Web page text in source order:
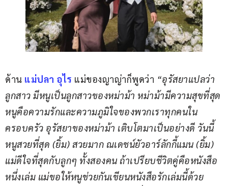
ด้าน แม่ปลา อุไร แม่ของญาญ่าก็พูดว่า “อุรัสยาแปลว่า
ลูกสาว มีหนูเป็นลูกสาวของหม่าม้า หม่าม้ามีความสุขที่สุด
หนูคือความรักและความภูมิใจของพวกเราทุกคนใน
ครอบครัว อุรัสยาของหม่าม้า เติบโตมาเป็นอย่างดี วันนี้
หนูสวยที่สุด (ยิ้ม) สวยมาก ณเดชน์ยัวอาร์ลักกี้แมน (ยิ้ม)
แม่ดีใจที่สุดกับลูกๆ ทั้งสองคน ถ้าเปรียบชีวิตคู่คือหนังสือ
หนึ่งเล่ม แม่ขอให้หนูช่วยกันเขียนหนังสือรักเล่มนี้ด้วย